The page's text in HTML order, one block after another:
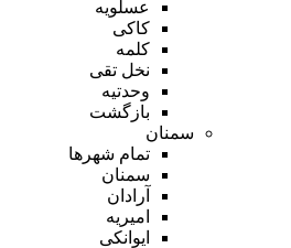
عسلویه
کاکی
کلمه
نخل تقی
وحدتیه
بازگشت
سمنان
تمام شهر‌ها
سمنان
آرادان
امیریه
ایوانکی